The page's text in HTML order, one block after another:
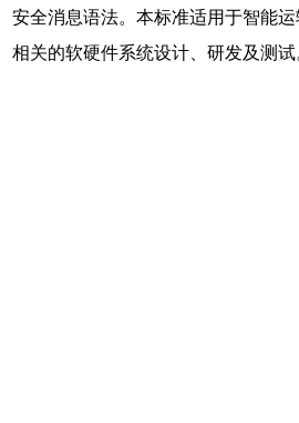
安全消息语法。本标准适用于智能
相关的软硬件系统设计、研发及测试